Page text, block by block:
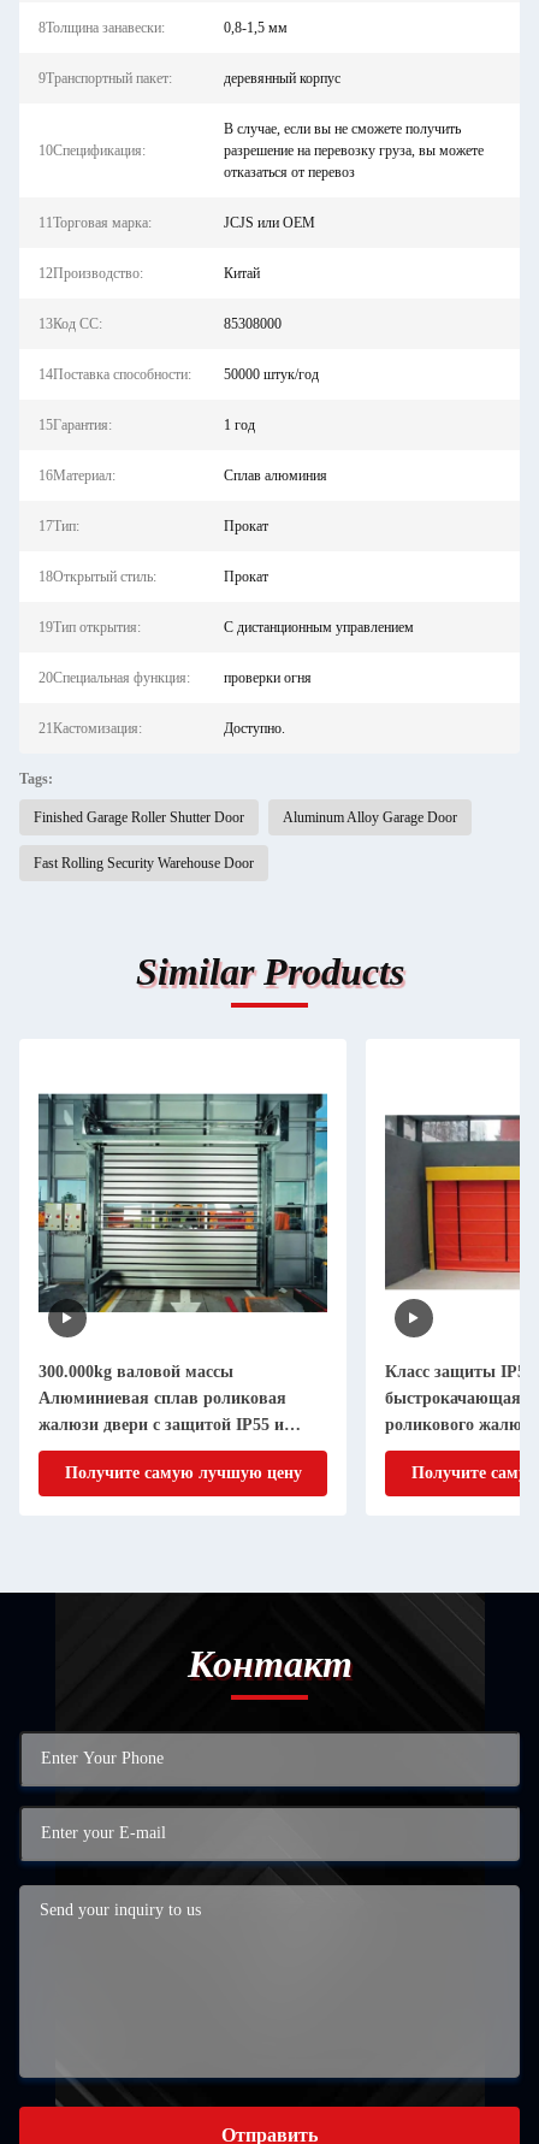
8Толщина занавески: 0,8-1,5 мм
9Транспортный пакет: деревянный корпус
10Спецификация:
В случае, если вы не сможете получить
разрешение на перевозку груза, вы можете
отказаться от перевоз
11Торговая марка: JCJS или OEM
12Производство: Китай
13Код СС: 85308000
14Поставка способности: 50000 штук/год
15Гарантия: 1 год
16Материал: Сплав алюминия
17Тип: Прокат
18Открытый стиль: Прокат
19Тип открытия: С дистанционным управлением
20Специальная функция: проверки огня
21Кастомизация: Доступно.
Tags:
Finished Garage Roller Shutter Door Aluminum Alloy Garage Door
Fast Rolling Security Warehouse Door
Similar Products
300.000kg валовой массы
Алюминиевая сплав роликовая
жалюзи двери с защитой IP55 и
рабочей температурой от -35 до 65
Получите самую лучшую цену
Класс защиты
быстрокачающаяся
роликового
безопасности
Получите
Контакт
Отправить